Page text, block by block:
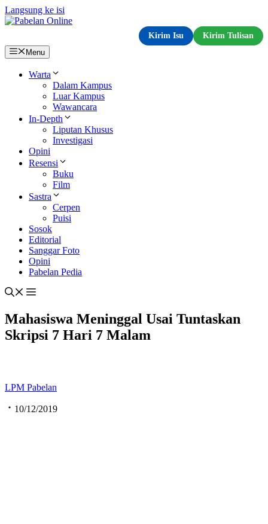
Langsung ke isi
Kirim Isu
Kirim Tulisan
Menu
Warta
Dalam Kampus
Luar Kampus
Wawancara
In-Depth
Liputan Khusus
Investigasi
Opini
Resensi
Buku
Film
Sastra
Cerpen
Puisi
Sosok
Editorial
Sanggar Foto
Opini
Pabelan Pedia
Mahasiswa Meninggal Usai Tuntaskan
Skripsi 7 Hari 7 Malam
LPM Pabelan
10/12/2019